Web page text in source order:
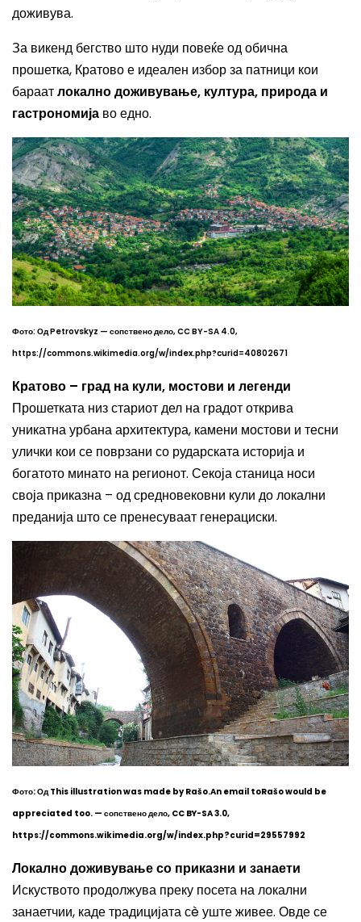
доживува.
За викенд бегство што нуди повеќе од обична
прошетка, Кратово е идеален избор за патници кои
бараатлокално доживување, култура, природа и
гастрономија во едно.
Фото: Од Petrovskyz — сопствено дело, CC BY-SA 4.0,
https://commons.wikimedia.org/w/index.php?curid=40802671
Кратово – град на кули, мостови и легенди
Прошетката низ стариот дел на градот открива
уникатна урбана архитектура, камени мостови и тесни
улички кои се поврзани со рударската историја и
богатото минато на регионот. Секоја станица носи
своја приказна – од средновековни кули до локални
преданија што се пренесуваат генерациски.
Фото: Од This illustration was made by Rašo.An email toRašo would be
appreciated too. — сопствено дело, CC BY-SA 3.0,
https://commons.wikimedia.org/w/index.php?curid=29557992
Локално доживување со приказни и занаети
Искуството продолжува преку посета на локални
занаетчии, каде традицијата сè уште живее. Овде се